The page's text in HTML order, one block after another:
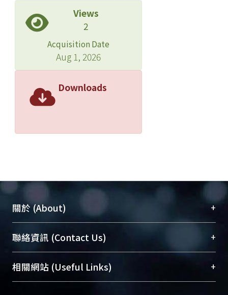
Views
2
Acquisition Date
Aug 1, 2026
Downloads
關於 (About) +
臺大位居世界頂尖大學之列，為永久珍藏及向國際
展現本校豐碩的研究成果及學術能量，圖書館整合
機構典藏（NTUR）與學術庫（AH）不同功能平
台，成為臺大學術典藏NTU scholars。期能整合研
聯絡資訊 (Contact Us) +
總館學科館員(Main Library)
醫學圖書館學科館員(Medical Library)
相關網站 (Useful Links) +